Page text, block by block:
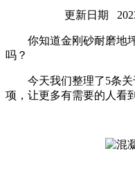
更新日期
你知道金刚砂耐磨地
吗？
今天我们整理了5条
项，让更多有需要的人看